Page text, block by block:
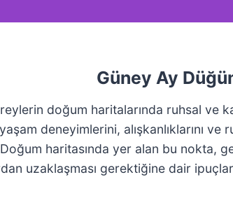
Güney Ay
doğum haritalarında ruhsal ve
deneyimlerini, alışkanlıklarını
haritasında yer alan bu nokta,
uzaklaşması gerektiğine dair